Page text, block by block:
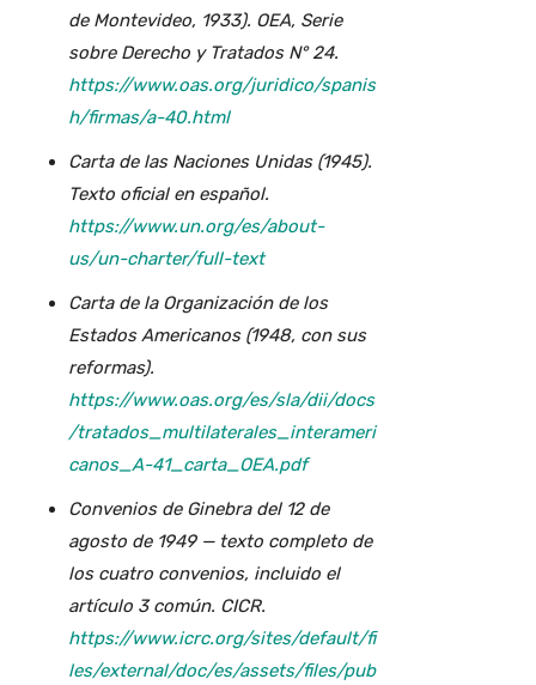
de Montevideo, 1933). OEA, Serie
sobre Derecho y Tratados N° 24.
https://www.oas.org/juridico/spanis
h/firmas/a-40.html
Carta de las Naciones Unidas (1945).
Texto oficial en español.
https://www.un.org/es/about-
us/un-charter/full-text
Carta de la Organización de los
Estados Americanos (1948, con sus
reformas).
https://www.oas.org/es/sla/dii/docs
/tratados_multilaterales_interameri
canos_A-41_carta_OEA.pdf
Convenios de Ginebra del 12 de
agosto de 1949 — texto completo de
los cuatro convenios, incluido el
artículo 3 común. CICR.
https://www.icrc.org/sites/default/fi
les/external/doc/es/assets/files/pub